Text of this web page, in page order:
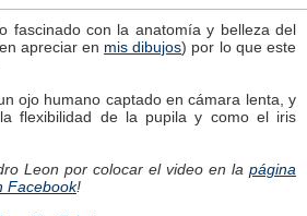
fascinado con la anatomía y belleza del
apreciar en mis dibujos) por lo que este
ojo humano captado en cámara lenta, y
flexibilidad de la pupila y como el iris
Leon por colocar el video en la página
Facebook!